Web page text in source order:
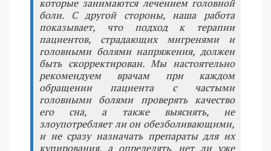
которые занимаются лечением головной
боли. С другой стороны, наша работа
показывает, что подход к терапии
пациентов, страдающих мигренями и
головными болями напряжения, должен
быть скорректирован. Мы настоятельно
рекомендуем врачам при каждом
обращении пациента с частыми
головными болями проверять качество
его сна, а также выяснять, не
злоупотребляет ли он обезболивающими,
и не сразу назначать препараты для их
купирования, а определять, нет ли уже